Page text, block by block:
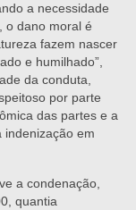
a necessidade
o dano moral é
fazem nascer
e humilhado”,
da conduta,
por parte
das partes e a
indenização em
a condenação,
quantia